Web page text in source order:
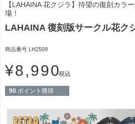
【LAHAINA 花クジラ】待望の復刻カラ
場！
LAHAINA 復刻版サークル花ク
商品番号 LH2509
¥8,990税込
90 ポイント獲得